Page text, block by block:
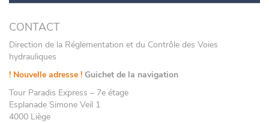
CONTACT
Direction de la Réglementation et du Contrôle des Voies
hydrauliques
! Nouvelle adresse ! Guichet de la navigation
Tour Paradis Express – 7e étage
Esplanade Simone Veil 1
4000 Liège